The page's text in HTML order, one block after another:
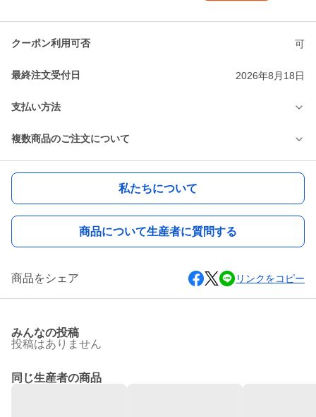
クーポン利用可否 可
最終注文受付日 2026年8月18日
支払い方法
複数商品のご注文について
私たちについて
商品について生産者に質問する
商品をシェア リンクをコピー
みんなの投稿
投稿はありません
同じ生産者の商品